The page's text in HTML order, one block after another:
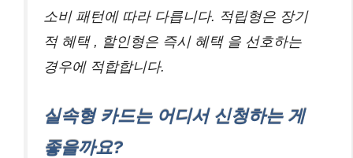
소비 패턴에 따라 다릅니다. 적립형은 장기
적 혜택 , 할인형은 즉시 혜택 을 선호하는
경우에 적합합니다.
실속형 카드는 어디서 신청하는 게
좋을까요?